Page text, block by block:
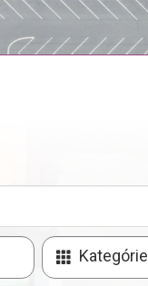
Kategórie